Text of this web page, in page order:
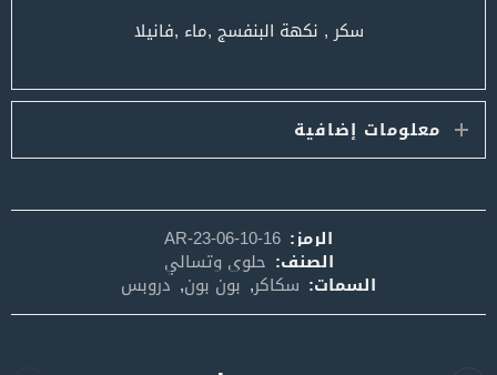
سكر , نكهة البنفسج ,ماء ,فانيلا
معلومات إضافية
الرمز: AR-23-06-10-16
الصنف: حلوى وتسالي
السمات: سكاكر, بون بون, دروبس